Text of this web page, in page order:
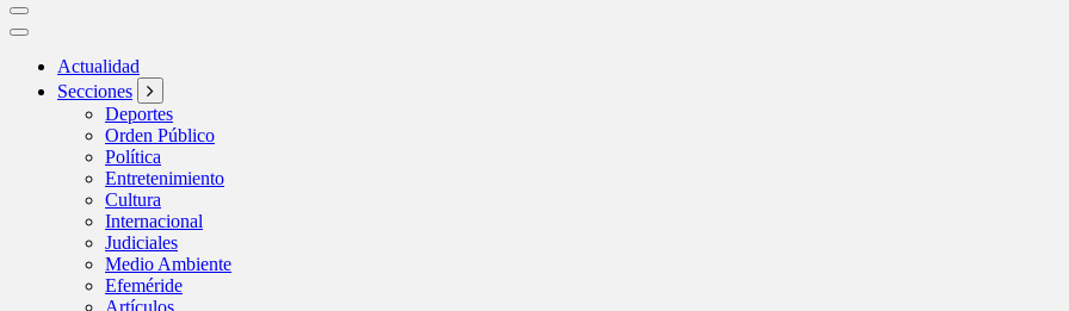
Actualidad
Secciones
Deportes
Orden Público
Política
Entretenimiento
Cultura
Internacional
Judiciales
Medio Ambiente
Efeméride